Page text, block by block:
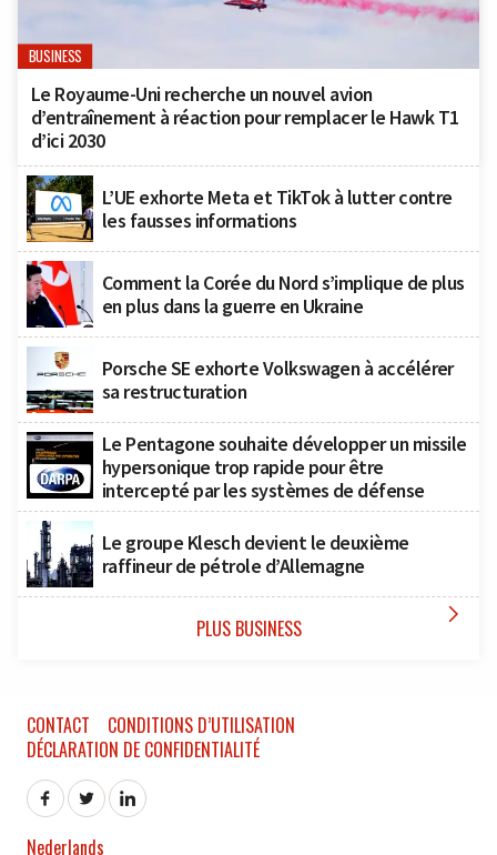
BUSINESS
Le Royaume-Uni recherche un nouvel avion
d’entraînement à réaction pour remplacer le Hawk T1
d’ici 2030
L’UE exhorte Meta et TikTok à lutter contre
les fausses informations
Comment la Corée du Nord s’implique de plus
en plus dans la guerre en Ukraine
Porsche SE exhorte Volkswagen à accélérer
sa restructuration
Le Pentagone souhaite développer un missile
hypersonique trop rapide pour être
intercepté par les systèmes de défense
Le groupe Klesch devient le deuxième
raffineur de pétrole d’Allemagne
PLUS BUSINESS 
CONTACT
CONDITIONS D’UTILISATION
DÉCLARATION DE CONFIDENTIALITÉ
Nederlands